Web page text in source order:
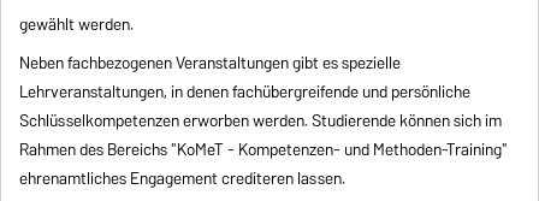
gewählt werden.
Neben fachbezogenen Veranstaltungen gibt es spezielle
Lehrveranstaltungen, in denen fachübergreifende und persönliche
Schlüsselkompetenzen erworben werden. Studierende können sich im
Rahmen des Bereichs "KoMeT - Kompetenzen- und Methoden-Training"
ehrenamtliches Engagement crediteren lassen.